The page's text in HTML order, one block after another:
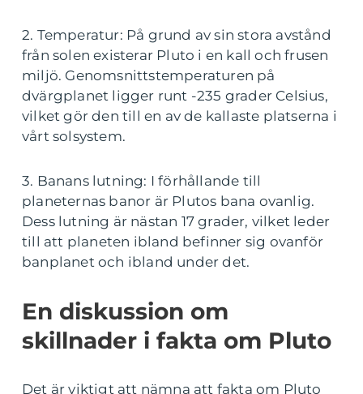
2. Temperatur: På grund av sin stora avstånd
från solen existerar Pluto i en kall och frusen
miljö. Genomsnittstemperaturen på
dvärgplanet ligger runt -235 grader Celsius,
vilket gör den till en av de kallaste platserna i
vårt solsystem.
3. Banans lutning: I förhållande till
planeternas banor är Plutos bana ovanlig.
Dess lutning är nästan 17 grader, vilket leder
till att planeten ibland befinner sig ovanför
banplanet och ibland under det.
En diskussion om
skillnader i fakta om Pluto
Det är viktigt att nämna att fakta om Pluto